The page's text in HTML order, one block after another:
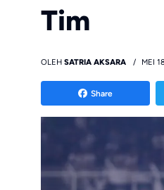
Tim
OLEH SATRIA AKSARA MEI
Share